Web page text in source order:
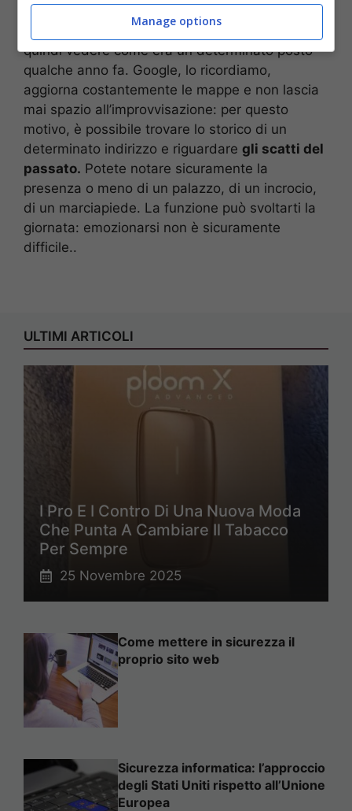
Attraverso questa funzionalità, è possibile
quindi vedere come era un determinato posto
qualche anno fa. Google, lo ricordiamo,
aggiorna costantemente le mappe e non lascia
mai spazio all’improvvisazione: per questo
motivo, è possibile trovare lo storico di un
determinato indirizzo e riguardare gli scatti del
passato. Potete notare sicuramente la
presenza o meno di un palazzo, di un incrocio,
di un marciapiede. La funzione può svoltarti la
giornata: emozionarsi non è sicuramente
difficile..
ULTIMI ARTICOLI
I Pro E I Contro Di Una Nuova Moda
Che Punta A Cambiare Il Tabacco
Per Sempre
25 Novembre 2025
Come mettere in sicurezza il
proprio sito web
Sicurezza informatica: l’approccio
degli Stati Uniti rispetto all’Unione
Europea
Manage options